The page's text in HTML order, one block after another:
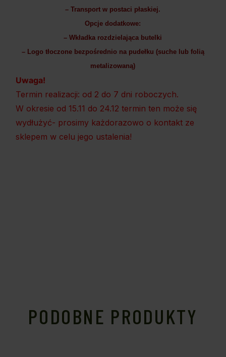
– Transport w postaci płaskiej.
Opcje dodatkowe:
– Wkładka rozdzielająca butelki
– Logo tłoczone bezpośrednio na pudełku (suche lub folią
metalizowaną)
Uwaga!
Termin realizacji: od 2 do 7 dni roboczych.
W okresie od 15.11 do 24.12 termin ten może się
wydłużyć- prosimy każdorazowo o kontakt ze
sklepem w celu jego ustalenia!
PODOBNE PRODUKTY